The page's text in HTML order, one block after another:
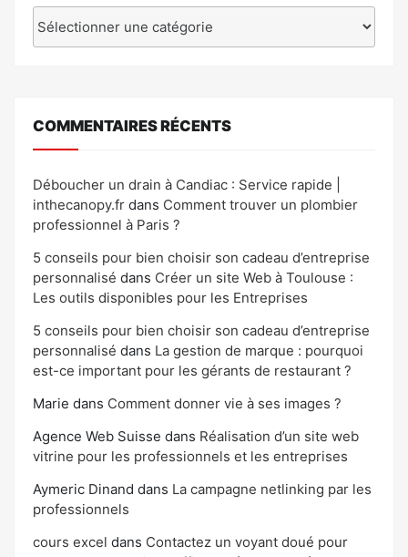
COMMENTAIRES RÉCENTS
Déboucher un drain à Candiac : Service rapide |
inthecanopy.fr dans Comment trouver un plombier
professionnel à Paris ?
5 conseils pour bien choisir son cadeau d’entreprise
personnalisé dans Créer un site Web à Toulouse :
Les outils disponibles pour les Entreprises
5 conseils pour bien choisir son cadeau d’entreprise
personnalisé dans La gestion de marque : pourquoi
est-ce important pour les gérants de restaurant ?
Marie dans Comment donner vie à ses images ?
Agence Web Suisse dans Réalisation d’un site web
vitrine pour les professionnels et les entreprises
Aymeric Dinand dans La campagne netlinking par les
professionnels
cours excel dans Contactez un voyant doué pour